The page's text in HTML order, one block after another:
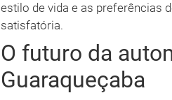
estilo de vida e as preferências
satisfatória.
O futuro da
Guaraqueçaba